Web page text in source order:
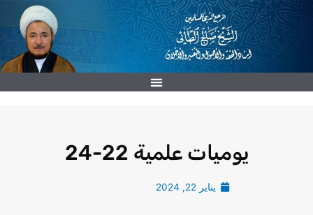
تخطي
يوميات علمية 22-24
يناير 22, 2024